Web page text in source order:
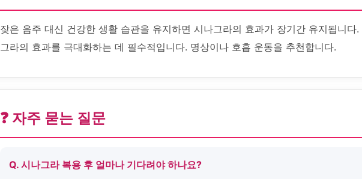
잦은 음주 대신 건강한 생활 습관을 유지하면 시나그라의 효과가 장기간 유지됩니다
그라의 효과를 극대화하는 데 필수적입니다. 명상이나 호흡 운동을 추천합니다.
❓ 자주 묻는 질문
Q. 시나그라 복용 후 얼마나 기다려야 하나요?